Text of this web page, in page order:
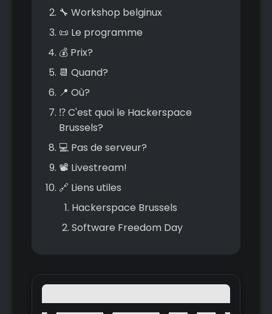
🔧 Workshop belginux
📜 Le programme
💰 Prix?
📆 Quand?
📍 Où?
⁉️ C'est quoi le Hackerspace
Brussels?
💻 Pas de serveur?
📽️ Livestream!
🔗 Liens utiles
Hackerspace Brussels
Software Freedom Day